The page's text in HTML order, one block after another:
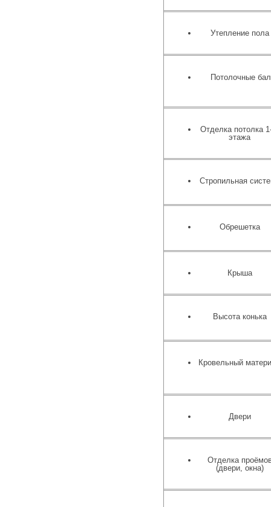
Утепление пола
Потолочные
Отделка потолка
этажа
Стропильная
Обрешетка
Крыша
Высота конька
Кровельный
Двери
Отделка
(двери, окна)